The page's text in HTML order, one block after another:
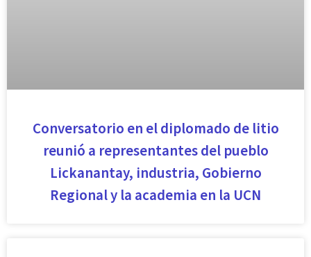
Conversatorio en el diplomado de litio
reunió a representantes del pueblo
Lickanantay, industria, Gobierno
Regional y la academia en la UCN